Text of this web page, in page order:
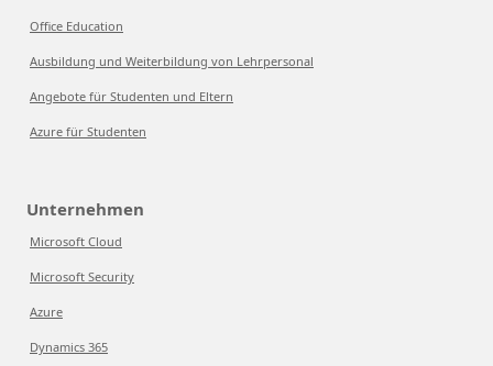
Office Education
Ausbildung und Weiterbildung von Lehrpersonal
Angebote für Studenten und Eltern
Azure für Studenten
Unternehmen
Microsoft Cloud
Microsoft Security
Azure
Dynamics 365